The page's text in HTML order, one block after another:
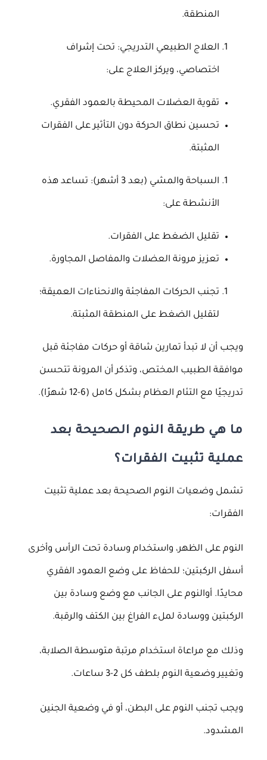
المنطقة.
العلاج الطبيعي التدريجي: تحت إشراف
اختصاصي، ويركز العلاج على:
تقوية العضلات المحيطة بالعمود الفقري.
تحسين نطاق الحركة دون التأثير على الفقرات
المثبتة.
السباحة والمشي (بعد 3 أشهر): تساعد هذه
الأنشطة على:
تقليل الضغط على الفقرات.
تعزيز مرونة العضلات والمفاصل المجاورة.
تجنب الحركات المفاجئة والانحناءات العميقة؛
لتقليل الضغط على المنطقة المثبتة.
ويجب أن لا تبدأ تمارين شاقة أو حركات مفاجئة قبل
موافقة الطبيب المختص، وتذكر أن المرونة تتحسن
تدريجيًا مع التئام العظام بشكل كامل (6-12 شهرًا).
ما هي طريقة النوم الصحيحة بعد
عملية تثبيت الفقرات؟
تشمل وضعيات النوم الصحيحة بعد عملية تثبيت
الفقرات:
النوم على الظهر، واستخدام وسادة تحت الرأس وأخرى
أسفل الركبتين؛ للحفاظ على وضع العمود الفقري
محايدًا. أوالنوم على الجانب مع وضع وسادة بين
الركبتين ووسادة لملء الفراغ بين الكتف والرقبة.
وذلك مع مراعاة استخدام مرتبة متوسطة الصلابة،
وتغيير وضعية النوم بلطف كل 2-3 ساعات.
ويجب تجنب النوم على البطن، أو في وضعية الجنين
المشدود.